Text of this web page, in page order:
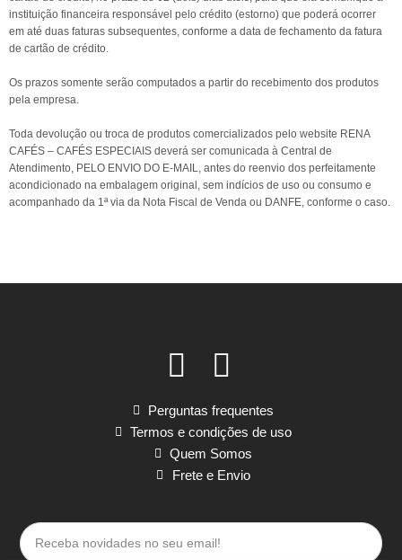
instituição financeira responsável pelo crédito (estorno) que poderá ocorrer
em até duas faturas subsequentes, conforme a data de fechamento da fatura
de cartão de crédito.
Os prazos somente serão computados a partir do recebimento dos produtos
pela empresa.
Toda devolução ou troca de produtos comercializados pelo website RENA
CAFÉS – CAFÉS ESPECIAIS deverá ser comunicada à Central de
Atendimento, PELO ENVIO DO E-MAIL, antes do reenvio dos perfeitamente
acondicionado na embalagem original, sem indícios de uso ou consumo e
acompanhado da 1ª via da Nota Fiscal de Venda ou DANFE, conforme o caso.
Perguntas frequentes
Termos e condições de uso
Quem Somos
Frete e Envio